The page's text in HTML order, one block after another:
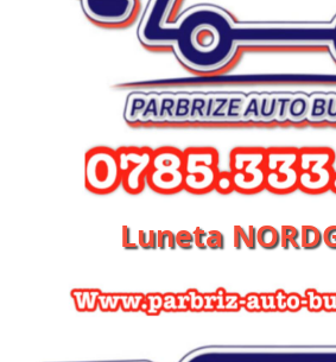
Luneta